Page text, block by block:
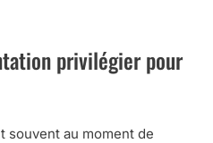
privilégier pour
souvent au moment de